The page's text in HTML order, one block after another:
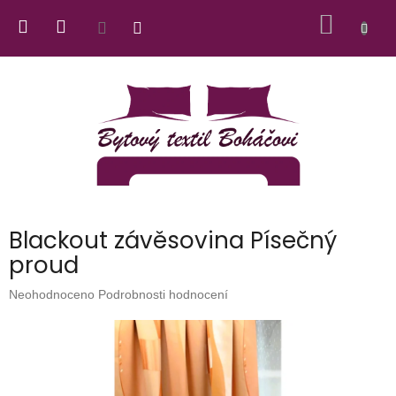
Blackout závěsovina Písečný
proud
Průměrné
Neohodnoceno Podrobnosti hodnocení